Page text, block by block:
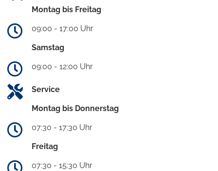
Montag bis Freitag
09:00 - 17:00 Uhr
Samstag
09:00 - 12:00 Uhr
Service
Montag bis Donnerstag
07:30 - 17:30 Uhr
Freitag
07:30 - 15:30 Uhr